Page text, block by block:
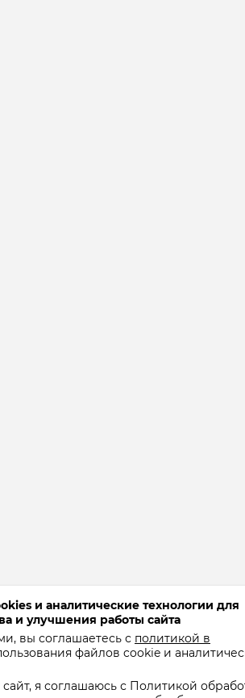
и аналитические технологии для
и улучшения работы сайта
вы соглашаетесь с политикой в
файлов cookie и
сайт, я соглашаюсь с Политикой